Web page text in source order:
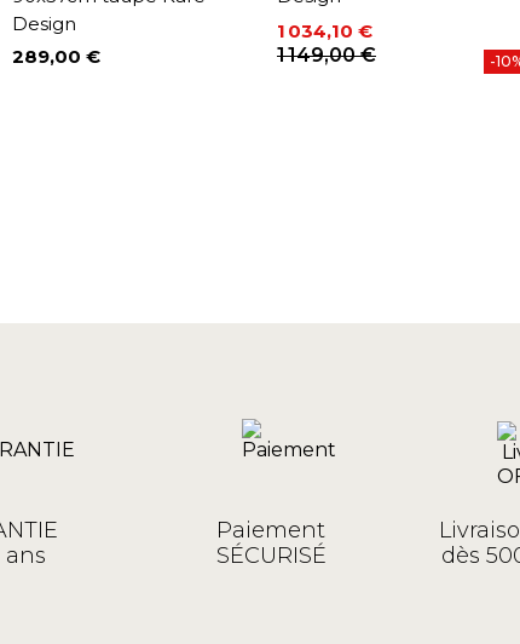
Design
Prix
289,00 € Prix
1 034,10 €
Prix de base
1 149,00 € -
ans
Paiement
SÉCURISÉ
dès